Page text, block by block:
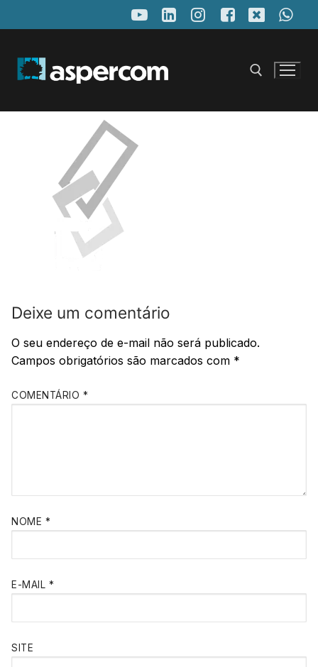
para
conteúdo
Deixe um comentário
O seu endereço de e-mail não será publicado.
Campos obrigatórios são marcados com *
COMENTÁRIO *
NOME *
E-MAIL *
SITE